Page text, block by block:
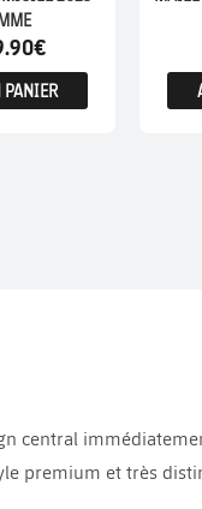
€
PANIER
central
premium et très